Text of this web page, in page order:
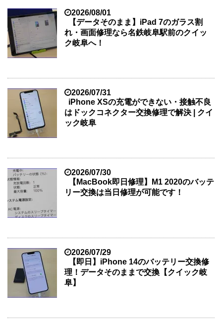
2026/08/01
【データそのまま】iPad 7のガラス割
れ・画面修理なら名鉄岐阜駅前のクイッ
ク岐阜へ！
2026/07/31
iPhone XSの充電ができない・接触不良
はドックコネクター交換修理で解決 | クイ
ック岐阜
2026/07/30
【MacBook即日修理】M1 2020のバッテ
リー交換は当日修理が可能です！
2026/07/29
【即日】iPhone 14のバッテリー交換修
理！データそのままで交換【クイック岐
阜】